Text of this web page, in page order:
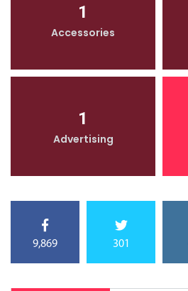
1
Accessories
1
Advertising
9,869 301